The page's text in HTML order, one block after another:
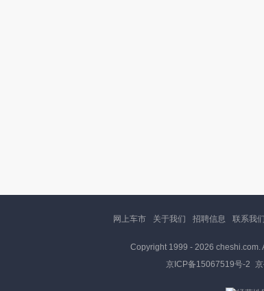
网上车市 关于我们 招聘信息 联系我们
Copyright 1999 - 2026 cheshi.com.
京ICP备15067519号-2